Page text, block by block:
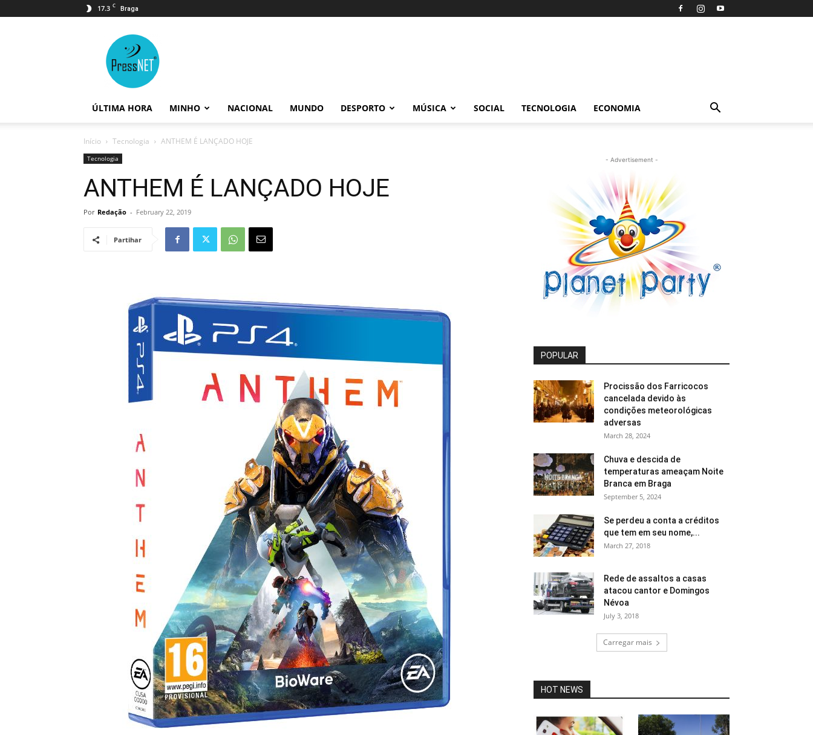
17.3 C Braga
ÚLTIMA HORA MINHO NACIONAL MUNDO DESPORTO MÚSICA SOCIAL TECNOLOGIA ECONOMIA
Início Tecnologia ANTHEM É LANÇADO HOJE
Tecnologia
ANTHEM É LANÇADO HOJE
Por Redação - February 22, 2019
Partihar
- Advertisement -
POPULAR
Procissão dos Farricocos
cancelada devido às
condições meteorológicas
adversas
March 28, 2024
Chuva e descida de
temperaturas ameaçam Noite
Branca em Braga
September 5, 2024
Se perdeu a conta a créditos
que tem em seu nome,...
March 27, 2018
Rede de assaltos a casas
atacou cantor e Domingos
Névoa
July 3, 2018
Carregar mais
HOT NEWS